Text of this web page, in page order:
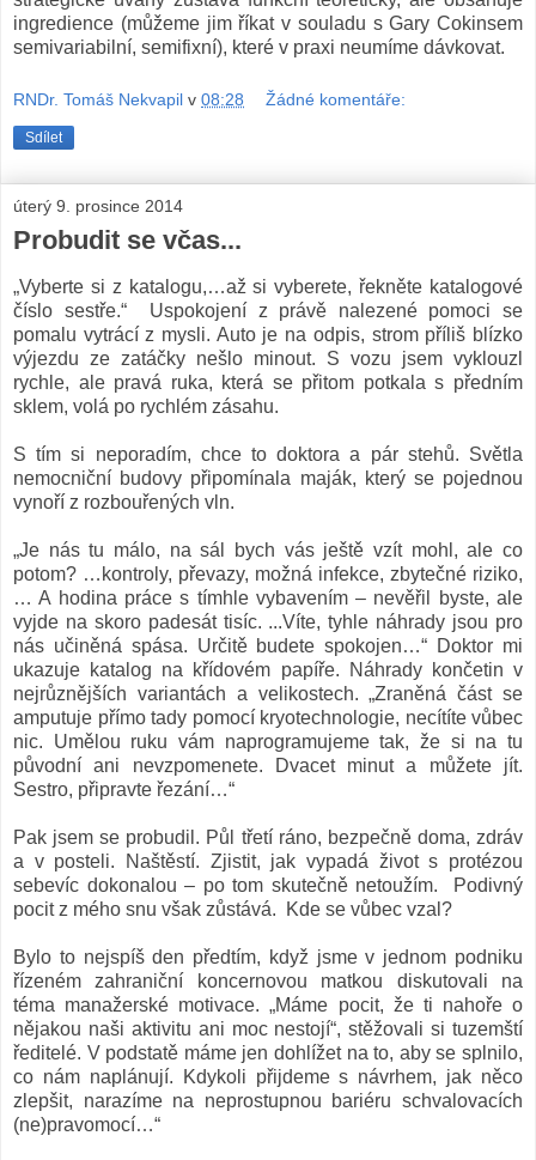
ingredience (můžeme jim říkat v souladu s Gary Cokinsem
semivariabilní, semifixní), které v praxi neumíme dávkovat.
RNDr. Tomáš Nekvapil v 08:28 Žádné komentáře:
Sdílet
úterý 9. prosince 2014
Probudit se včas...
„Vyberte si z katalogu,…až si vyberete, řekněte katalogové
číslo sestře.“ Uspokojení z právě nalezené pomoci se
pomalu vytrácí z mysli. Auto je na odpis, strom příliš blízko
výjezdu ze zatáčky nešlo minout. S vozu jsem vyklouzl
rychle, ale pravá ruka, která se přitom potkala s předním
sklem, volá po rychlém zásahu.
S tím si neporadím, chce to doktora a pár stehů. Světla
nemocniční budovy připomínala maják, který se pojednou
vynoří z rozbouřených vln.
„Je nás tu málo, na sál bych vás ještě vzít mohl, ale co
potom? …kontroly, převazy, možná infekce, zbytečné riziko,
… A hodina práce s tímhle vybavením – nevěřil byste, ale
vyjde na skoro padesát tisíc. ...Víte, tyhle náhrady jsou pro
nás učiněná spása. Určitě budete spokojen…“ Doktor mi
ukazuje katalog na křídovém papíře. Náhrady končetin v
nejrůznějších variantách a velikostech. „Zraněná část se
amputuje přímo tady pomocí kryotechnologie, necítíte vůbec
nic. Umělou ruku vám naprogramujeme tak, že si na tu
původní ani nevzpomenete. Dvacet minut a můžete jít.
Sestro, připravte řezání…“
Pak jsem se probudil. Půl třetí ráno, bezpečně doma, zdráv
a v posteli. Naštěstí. Zjistit, jak vypadá život s protézou
sebevíc dokonalou – po tom skutečně netoužím. Podivný
pocit z mého snu však zůstává. Kde se vůbec vzal?
Bylo to nejspíš den předtím, když jsme v jednom podniku
řízeném zahraniční koncernovou matkou diskutovali na
téma manažerské motivace. „Máme pocit, že ti nahoře o
nějakou naši aktivitu ani moc nestojí“, stěžovali si tuzemští
ředitelé. V podstatě máme jen dohlížet na to, aby se splnilo,
co nám naplánují. Kdykoli přijdeme s návrhem, jak něco
zlepšit, narazíme na neprostupnou bariéru schvalovacích
(ne)pravomocí…“